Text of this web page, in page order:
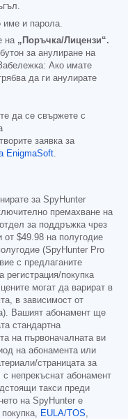
име и парола.
на „Поръчка/Лицензи“.
за анулиране на
Ако имате
да ги анулирате
да се свържете с
заявка за
EnigmaSoft.
за SpyHunter
премахване на
за поддръжка чрез
от $49.98 на полугодие
(SpyHunter Pro
с предлаганите
регистрация/покупка
могат да варират в
в зависимост от
Вашият абонамент ще
стандартна
на първоначалната ви
на абонамента или
страницата за
с непрекъснат абонамент
такси преди
на SpyHunter е
EULA/TOS,